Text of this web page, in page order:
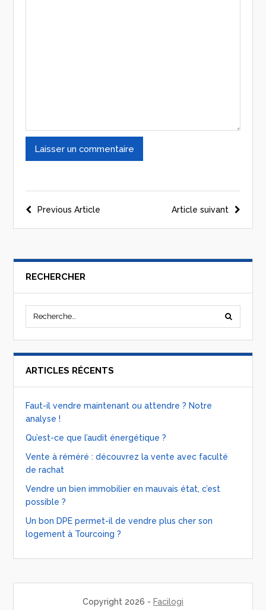
Article suivant
Previous Article
RECHERCHER
ARTICLES RÉCENTS
Faut-il vendre maintenant ou attendre ? Notre
analyse !
Qu’est-ce que l’audit énergétique ?
Vente à réméré : découvrez la vente avec faculté
de rachat
Vendre un bien immobilier en mauvais état, c’est
possible ?
Un bon DPE permet-il de vendre plus cher son
logement à Tourcoing ?
Copyright 2026 - Facilogi